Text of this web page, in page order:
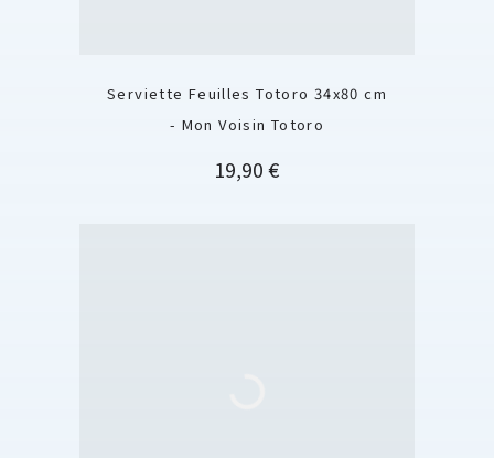
Serviette Feuilles Totoro 34x80 cm
- Mon Voisin Totoro
Prix
19,90 €